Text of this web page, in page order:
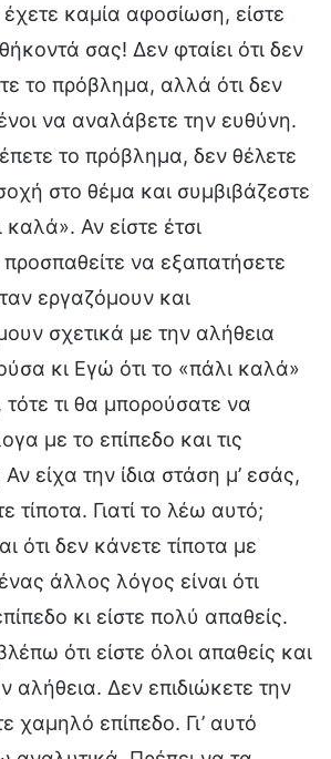
έχετε καμία αφοσίωση, είστε
σας! Δεν φταίει ότι δεν
το πρόβλημα, αλλά ότι δεν
να αναλάβετε την ευθύνη.
το πρόβλημα, δεν θέλετε
στο θέμα και συμβιβάζεστε
Αν είστε έτσι
προσπαθείτε να εξαπατήσετε
εργαζόμουν και
σχετικά με την αλήθεια
κι Εγώ ότι το «πάλι καλά»
τι θα μπορούσατε να
με το επίπεδο και τις
Αν είχα την ίδια στάση μ’ εσάς,
τίποτα. Γιατί το λέω αυτό;
ότι δεν κάνετε τίποτα με
άλλος λόγος είναι ότι
κι είστε πολύ απαθείς.
ότι είστε όλοι απαθείς και
αλήθεια. Δεν επιδιώκετε την
χαμηλό επίπεδο. Γι’ αυτό